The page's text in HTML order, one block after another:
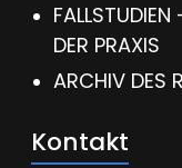
DER PRAXIS
ARCHIV DES
Kontakt